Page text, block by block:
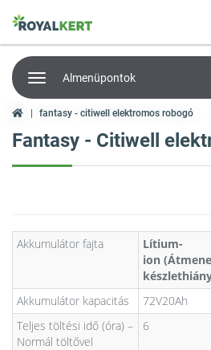
Almenüpontok
fantasy - citiwell elektromos robogó
Fantasy - Citiwell
Akkumulátor fajta
Lítium-
ion
Akkumulátor kapacitás 72V20Ah
Teljes töltési idő (óra) –
Normál töltővel
6